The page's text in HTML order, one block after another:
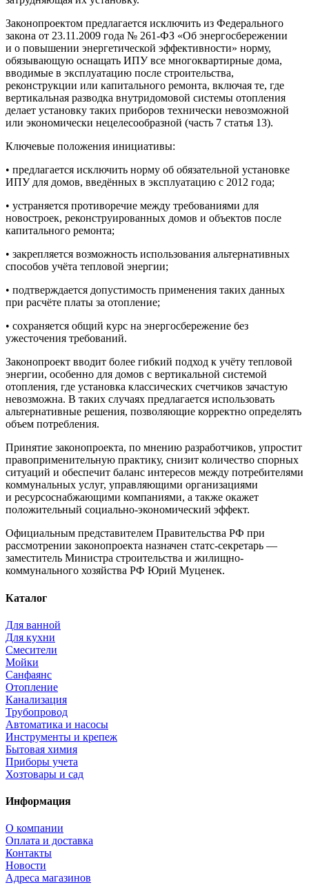
Законопроектом предлагается исключить из Федерального
закона от 23.11.2009 года № 261-ФЗ «Об энергосбережении
и о повышении энергетической эффективности» норму,
обязывающую оснащать ИПУ все многоквартирные дома,
вводимые в эксплуатацию после строительства,
реконструкции или капитального ремонта, включая те, где
вертикальная разводка внутридомовой системы отопления
делает установку таких приборов технически невозможной
или экономически нецелесообразной (часть 7 статья 13).
Ключевые положения инициативы:
• предлагается исключить норму об обязательной установке
ИПУ для домов, введённых в эксплуатацию с 2012 года;
• устраняется противоречие между требованиями для
новостроек, реконструированных домов и объектов после
капитального ремонта;
• закрепляется возможность использования альтернативных
способов учёта тепловой энергии;
• подтверждается допустимость применения таких данных
при расчёте платы за отопление;
• сохраняется общий курс на энергосбережение без
ужесточения требований.
Законопроект вводит более гибкий подход к учёту тепловой
энергии, особенно для домов с вертикальной системой
отопления, где установка классических счетчиков зачастую
невозможна. В таких случаях предлагается использовать
альтернативные решения, позволяющие корректно определять
объем потребления.
Принятие законопроекта, по мнению разработчиков, упростит
правоприменительную практику, снизит количество спорных
ситуаций и обеспечит баланс интересов между потребителями
коммунальных услуг, управляющими организациями
и ресурсоснабжающими компаниями, а также окажет
положительный социально-экономический эффект.
Официальным представителем Правительства РФ при
рассмотрении законопроекта назначен статс-секретарь —
заместитель Министра строительства и жилищно-
коммунального хозяйства РФ Юрий Муценек.
Каталог
Для ванной
Для кухни
Смесители
Мойки
Санфаянс
Отопление
Канализация
Трубопровод
Автоматика и насосы
Инструменты и крепеж
Бытовая химия
Приборы учета
Хозтовары и сад
Информация
О компании
Оплата и доставка
Контакты
Новости
Адреса магазинов